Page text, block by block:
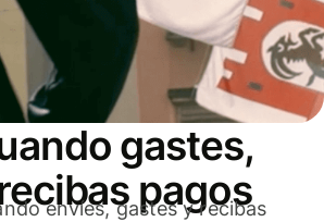
gastes,
pagos
envíes, gastes y recibas